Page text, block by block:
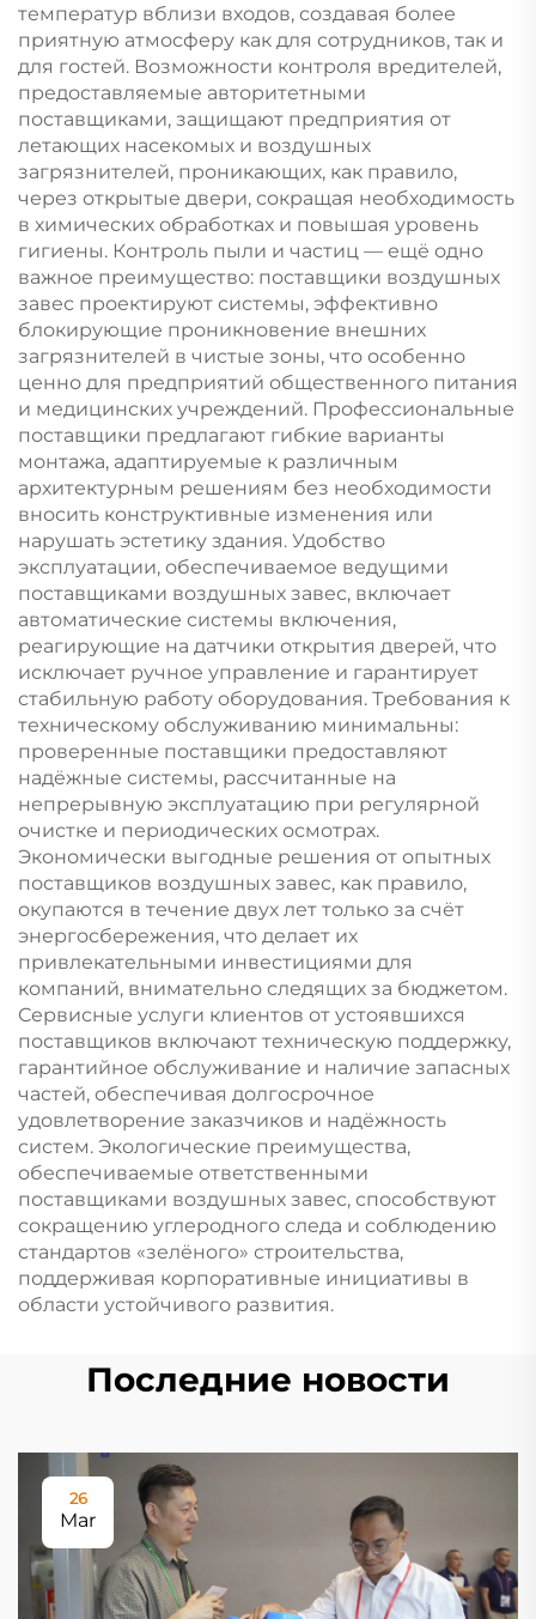
температур вблизи входов, создавая более
приятную атмосферу как для сотрудников, так и
для гостей. Возможности контроля вредителей,
предоставляемые авторитетными
поставщиками, защищают предприятия от
летающих насекомых и воздушных
загрязнителей, проникающих, как правило,
через открытые двери, сокращая необходимость
в химических обработках и повышая уровень
гигиены. Контроль пыли и частиц — ещё одно
важное преимущество: поставщики воздушных
завес проектируют системы, эффективно
блокирующие проникновение внешних
загрязнителей в чистые зоны, что особенно
ценно для предприятий общественного питания
и медицинских учреждений. Профессиональные
поставщики предлагают гибкие варианты
монтажа, адаптируемые к различным
архитектурным решениям без необходимости
вносить конструктивные изменения или
нарушать эстетику здания. Удобство
эксплуатации, обеспечиваемое ведущими
поставщиками воздушных завес, включает
автоматические системы включения,
реагирующие на датчики открытия дверей, что
исключает ручное управление и гарантирует
стабильную работу оборудования. Требования к
техническому обслуживанию минимальны:
проверенные поставщики предоставляют
надёжные системы, рассчитанные на
непрерывную эксплуатацию при регулярной
очистке и периодических осмотрах.
Экономически выгодные решения от опытных
поставщиков воздушных завес, как правило,
окупаются в течение двух лет только за счёт
энергосбережения, что делает их
привлекательными инвестициями для
компаний, внимательно следящих за бюджетом.
Сервисные услуги клиентов от устоявшихся
поставщиков включают техническую поддержку,
гарантийное обслуживание и наличие запасных
частей, обеспечивая долгосрочное
удовлетворение заказчиков и надёжность
систем. Экологические преимущества,
обеспечиваемые ответственными
поставщиками воздушных завес, способствуют
сокращению углеродного следа и соблюдению
стандартов «зелёного» строительства,
поддерживая корпоративные инициативы в
области устойчивого развития.
Последние новости
26
Mar